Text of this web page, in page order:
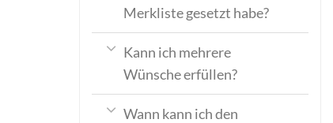
Merkliste gesetzt habe?
Kann ich mehrere
Wünsche erfüllen?
Wann kann ich den